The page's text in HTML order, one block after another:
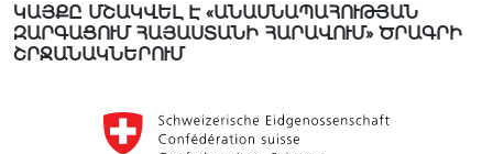
ԿԱՅՔԸ ՄՇԱԿՎԵԼ Է «ԱՆԱՍՆԱՊԱՀՈՒԹՅԱՆ
ԶԱՐԳԱՑՈՒՄ ՀԱՅԱՍՏԱՆԻ ՀԱՐԱՎՈՒՄ» ԾՐԱԳՐԻ
ՇՐՋԱՆԱԿՆԵՐՈՒՄ